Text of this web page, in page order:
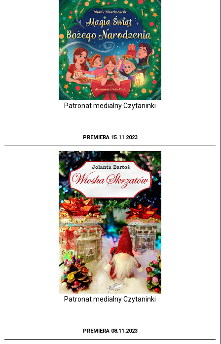
Patronat medialny Czytaninki
PREMIERA 15.11.2023
Patronat medialny Czytaninki
PREMIERA 08.11.2023